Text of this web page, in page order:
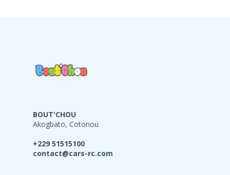
BOUT'CHOU
Akogbato, Cotonou
+229 51515100
contact@cars-rc.com